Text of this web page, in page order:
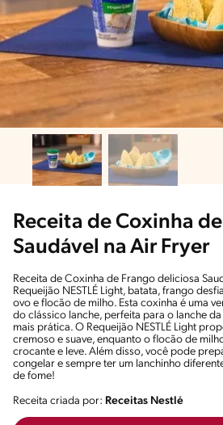
Receita de Coxinha
Saudável na Air Fryer
Receita de Coxinha de Frango deliciosa
Requeijão NESTLÉ Light, batata, frango
ovo e flocão de milho. Esta coxinha é uma
do clássico lanche, perfeita para o lanche
mais prática. O Requeijão NESTLÉ Light
cremoso e suave, enquanto o flocão de
crocante e leve. Além disso, você pode
congelar e sempre ter um lanchinho
de fome!
Receita criada por: Receitas Nestlé